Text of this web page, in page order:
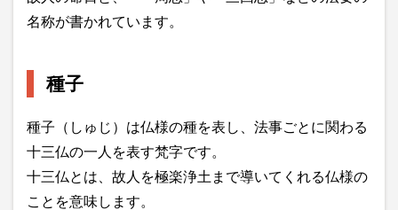
名称が書かれています。
種子
種子（しゅじ）は仏様の種を表し、法事ごとに関わる
十三仏の一人を表す梵字です。
十三仏とは、故人を極楽浄土まで導いてくれる仏様の
ことを意味します。